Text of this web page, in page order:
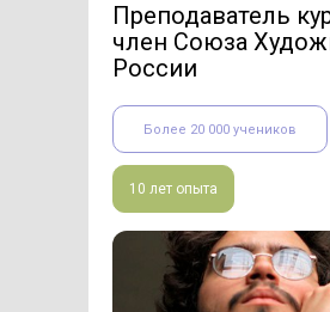
Преподаватель
член Союза
России
Более 20 000 учеников
10 лет опыта